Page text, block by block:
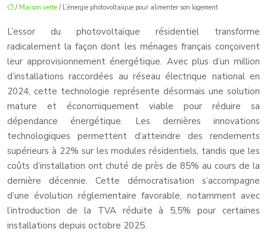
/ Maison verte / L’énergie photovoltaïque pour alimenter son logement
L’essor du photovoltaïque résidentiel transforme
radicalement la façon dont les ménages français conçoivent
leur approvisionnement énergétique. Avec plus d’un million
d’installations raccordées au réseau électrique national en
2024, cette technologie représente désormais une solution
mature et économiquement viable pour réduire sa
dépendance énergétique. Les dernières innovations
technologiques permettent d’atteindre des rendements
supérieurs à 22% sur les modules résidentiels, tandis que les
coûts d’installation ont chuté de près de 85% au cours de la
dernière décennie. Cette démocratisation s’accompagne
d’une évolution réglementaire favorable, notamment avec
l’introduction de la TVA réduite à 5,5% pour certaines
installations depuis octobre 2025.